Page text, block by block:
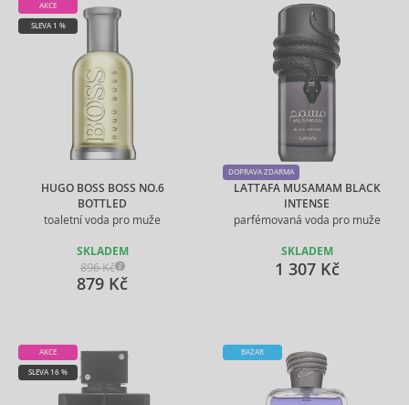
HUGO BOSS BOSS NO.6
BOTTLED
toaletní voda pro muže
AKCE
SLEVA 1 %
SKLADEM
896 Kč
879 Kč
LATTAFA MUSAMAM BLACK
INTENSE
parfémovaná voda pro muže
DOPRAVA ZDARMA
SKLADEM
1 307 Kč
AKCE
SLEVA 16 %
BAZAR